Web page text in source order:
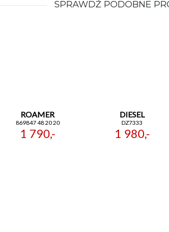
SPRAWDŹ PODOBNE
ROAMER
869847 48 20 20
1 790,-
DIESEL
DZ7333
1 980,-